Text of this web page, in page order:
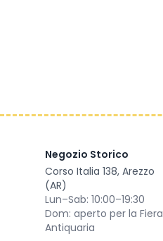
Negozio Storico
Corso Italia 138, Arezzo
(AR)
Lun–Sab: 10:00–19:30
Dom: aperto per la Fiera
Antiquaria